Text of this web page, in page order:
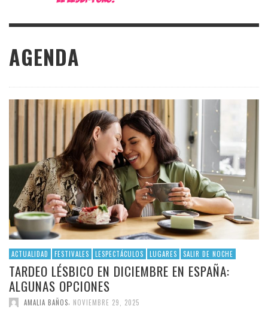
AGENDA
ACTUALIDAD FESTIVALES LESPECTÁCULOS LUGARES SALIR DE NOCHE
TARDEO LÉSBICO EN DICIEMBRE EN ESPAÑA:
ALGUNAS OPCIONES
AMALIA BAÑOS NOVIEMBRE 29, 2025